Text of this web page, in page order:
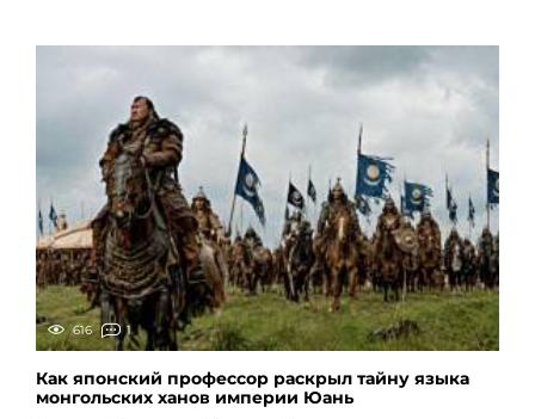
616 1
Как японский профессор раскрыл тайну языка
монгольских ханов империи Юань